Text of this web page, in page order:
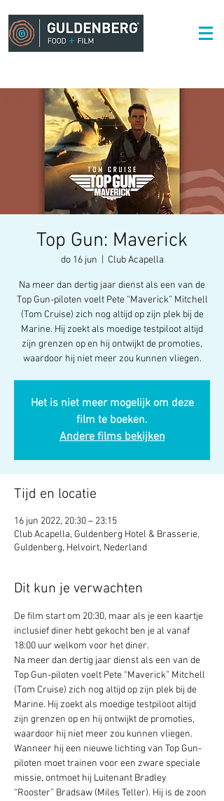
Top Gun: Maverick
do 16 jun Club Acapella
Na meer dan dertig jaar dienst als een van de
Top Gun-piloten voelt Pete “Maverick” Mitchell
(Tom Cruise) zich nog altijd op zijn plek bij de
Marine. Hij zoekt als moedige testpiloot altijd
zijn grenzen op en hij ontwijkt de promoties,
waardoor hij niet meer zou kunnen vliegen.
Het is niet meer mogelijk om deze
film te boeken.
Andere films bekijken
Tijd en locatie
16 jun 2022, 20:30 – 23:15
Club Acapella, Guldenberg Hotel & Brasserie,
Guldenberg, Helvoirt, Nederland
Dit kun je verwachten
De film start om 20:30, maar als je een kaartje
inclusief diner hebt gekocht ben je al vanaf
18:00 uur welkom voor het diner.
Na meer dan dertig jaar dienst als een van de
Top Gun-piloten voelt Pete “Maverick” Mitchell
(Tom Cruise) zich nog altijd op zijn plek bij de
Marine. Hij zoekt als moedige testpiloot altijd
zijn grenzen op en hij ontwijkt de promoties,
waardoor hij niet meer zou kunnen vliegen.
Wanneer hij een nieuwe lichting van Top Gun-
piloten moet trainen voor een zware speciale
missie, ontmoet hij Luitenant Bradley
“Rooster” Bradsaw (Miles Teller). Hij is de zoon